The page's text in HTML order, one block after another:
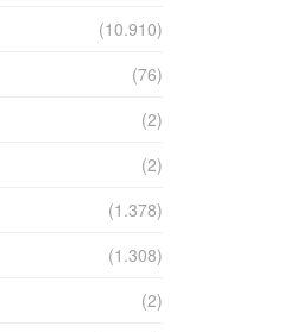
(10.910)
(76)
(2)
(2)
(1.378)
(1.308)
(2)